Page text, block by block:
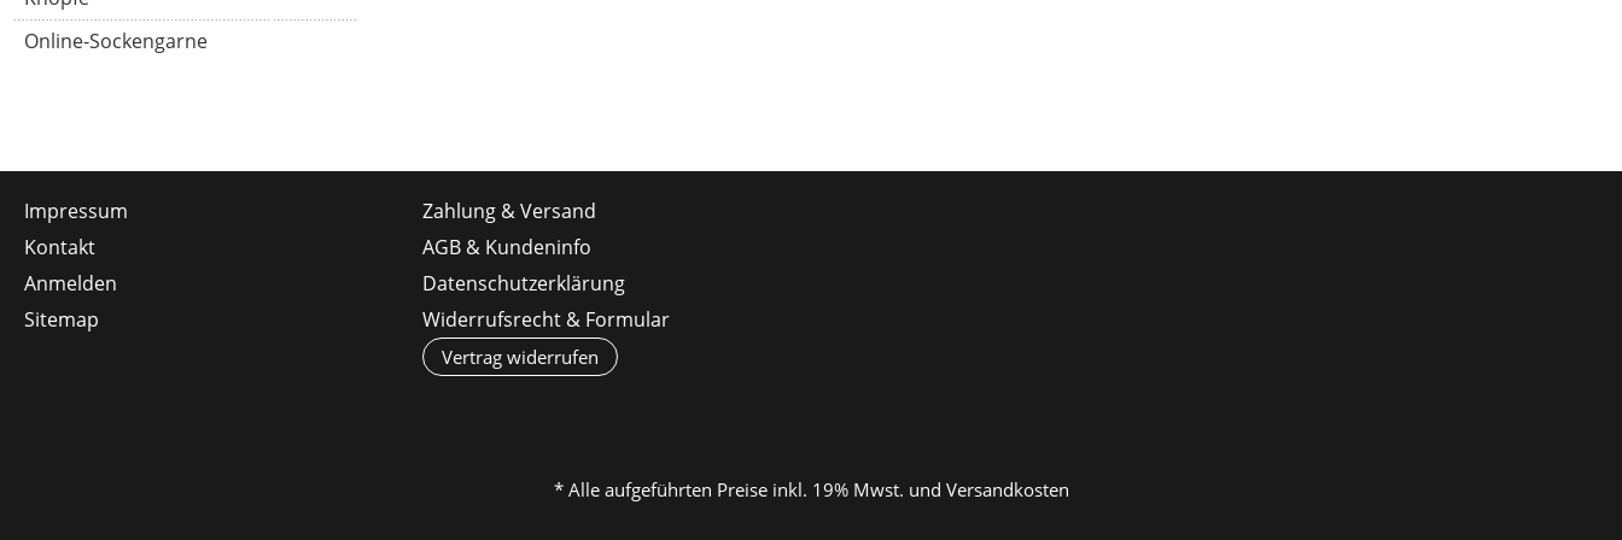
Online-Sockengarne
Impressum
Kontakt
Anmelden
Sitemap
Zahlung & Versand
AGB & Kundeninfo
Datenschutzerklärung
Widerrufsrecht & Formular
Vertrag widerrufen
* Alle aufgeführten Preise inkl. 19% Mwst. und Versandkosten